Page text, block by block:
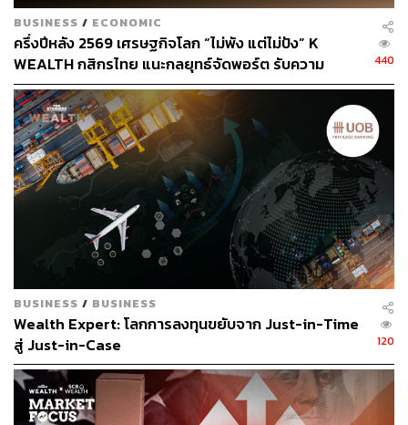
กลยุทธ์การลงทุนยังคงเรตติ้ง Outperform สำหรับ TOP ด้วย
ราคาเป้าหมาย 71 บาทต่อหุ้น อ้างอิง PBV 1 เท่า (ปี 2567)
ซึ่งต่ำกว่าค่าเฉลี่ย 5 ปีเล็กน้อย และคิดเป็น EV / EBITDA ที่
8.6 เท่า ซึ่งราคาหุ้น TOP ในปัจจุบันคิดเป็น PBV ที่ 0.6 เท่า
(-1.6 SD) ซึ่งสูงกว่าระดับ 0.5 เท่าในปีที่เกิดสถานการณ์โควิด
อยู่เล็กน้อย
ปัจจัยเสี่ยงสำคัญที่ต้องติดตามคือ ราคาน้ำมันและ GRM
ผันผวน ราคาน้ำมันที่ลดลงจะทำให้เกิดการขาดทุนสินค้าคง
เหลือและอุปสงค์ผลิตภัณฑ์อะโรเมติกส์ที่อ่อนแอลง ปัจจัยเสี่ย
งอื่นๆ คือ การเปลี่ยนแปลงกฎหมายเกี่ยวกับการปล่อยก๊าซ
เรือนกระจก
สามารถติดตาม THE STANDARD WEALTH
ผ่านแอปพลิเคชันต่างๆ ที่คุณสะดวกหรือใช้งานอยู่แล้วได้เลย
BUSINESS / ECONOMIC
ครึ่งปีหลัง 2569 เศรษฐกิจโลก “ไม่พัง แต่ไม่ปัง” K
WEALTH กสิกรไทย แนะกลยุทธ์จัดพอร์ต รับความ
เปลี่ยนแปลงกติกาใหม่ของโลก
440
BUSINESS / BUSINESS
Wealth Expert: โลกการลงทุนขยับจาก Just-in-Time
สู่ Just-in-Case
120